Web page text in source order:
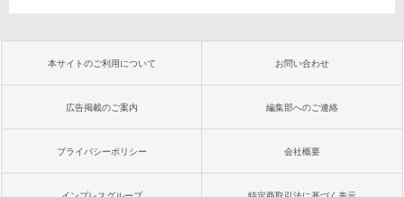
本サイトのご利用について お問い合わせ
広告掲載のご案内 編集部へのご連絡
プライバシーポリシー 会社概要